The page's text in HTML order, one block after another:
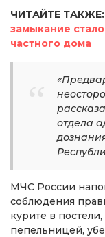
ЧИТАЙТЕ ТАКЖЕ:
замыкание
частного дома
отдела
МЧС России
соблюдения
курите в
пепельницей,